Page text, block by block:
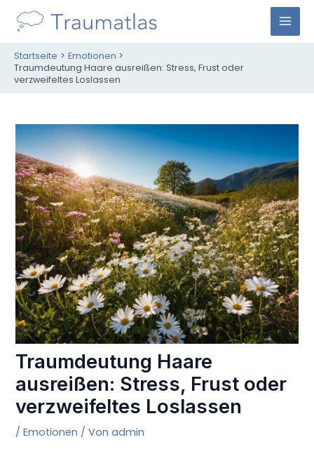
Inhalt
springen
M
E
N
U
Startseite
Emotionen
Traumdeutung Haare ausreißen: Stress, Frust oder
verzweifeltes Loslassen
Traumdeutung Haare
ausreißen: Stress, Frust oder
verzweifeltes Loslassen
/Emotionen / Vonadmin